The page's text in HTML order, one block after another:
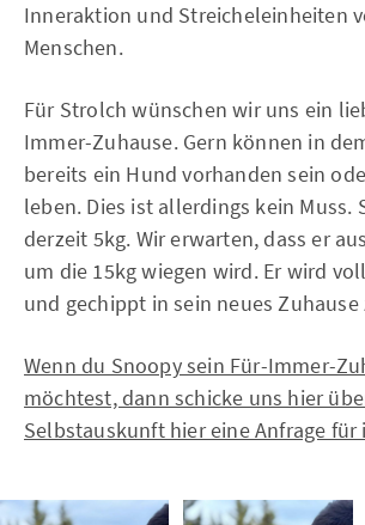
Inneraktion und Streicheleinheiten
Menschen.
Für Strolch wünschen wir uns ein
Immer-Zuhause. Gern können in
bereits ein Hund vorhanden sein
leben. Dies ist allerdings kein Muss.
derzeit 5kg. Wir erwarten, dass er
um die 15kg wiegen wird. Er wird
und gechippt in sein neues Zuhause
Wenn du Snoopy sein Für-Immer-
möchtest, dann schicke uns hier
Selbstauskunft hier eine Anfrage für